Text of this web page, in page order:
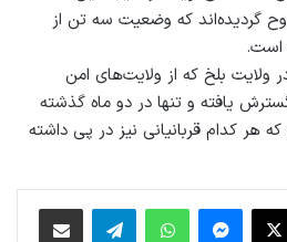
گردیده‌اند که وضعیت سه تن از
است.
ولايت بلخ كه از ولايت‌های امن
یافته و تنها در دو ماه گذشته
بوده كه هر كدام قربانیانی نیز در پی داشته
پیام رسان واتس آپ